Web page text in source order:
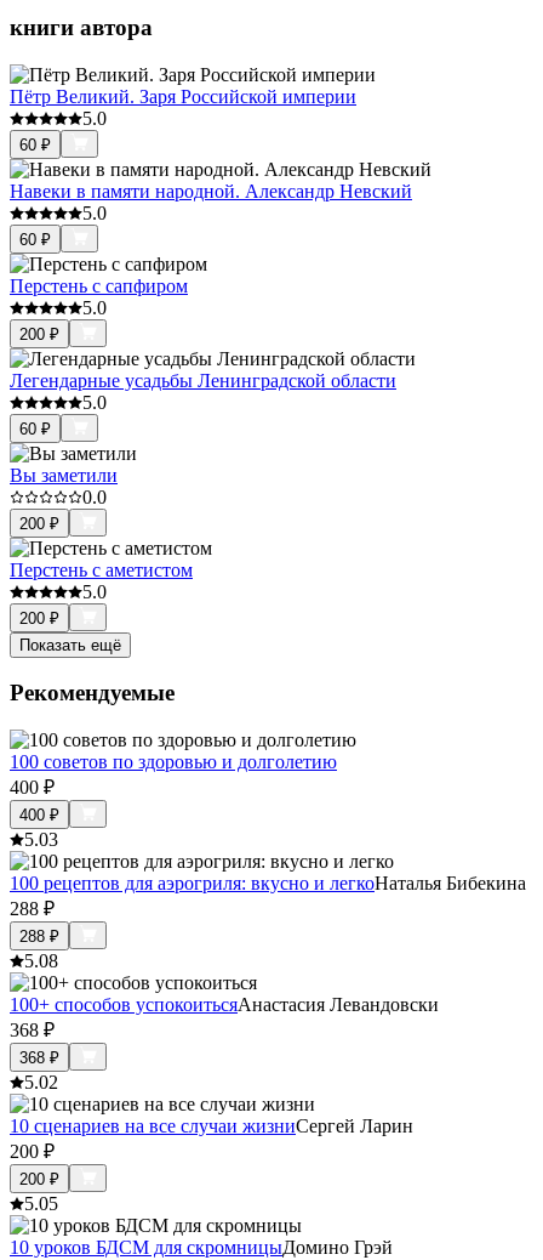
книги автора
Пётр Великий. Заря Российской империи
5.0
60 ₽
Навеки в памяти народной. Александр Невский
5.0
60 ₽
Перстень с сапфиром
5.0
200 ₽
Легендарные усадьбы Ленинградской области
5.0
60 ₽
Вы заметили
0.0
200 ₽
Перстень с аметистом
5.0
200 ₽
Показать ещё
Рекомендуемые
100 советов по здоровью и долголетию
400 ₽
400 ₽
5.03
100 рецептов для аэрогриля: вкусно и легкоНаталья Бибекина
288 ₽
288 ₽
5.08
100+ способов успокоитьсяАнастасия Левандовски
368 ₽
368 ₽
5.02
10 сценариев на все случаи жизниСергей Ларин
200 ₽
200 ₽
5.05
10 уроков БДСМ для скромницыДомино Грэй